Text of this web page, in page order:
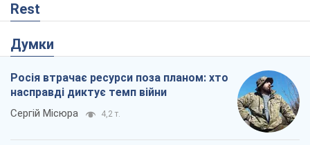
Rest
Думки
Росія втрачає ресурси поза планом: хто
насправді диктує темп війни
Сергій Місюра 4,2 т.